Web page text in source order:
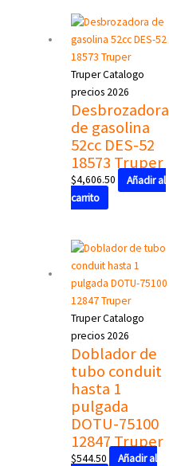
Truper Catalogo
precios 2026
Desbrozadora
de gasolina
52cc DES-52
18573 Truper
$4,606.50
Añadir al
carrito
Truper Catalogo
precios 2026
Doblador de
tubo conduit
hasta 1
pulgada
DOTU-75100
12847 Truper
$544.50
Añadir al